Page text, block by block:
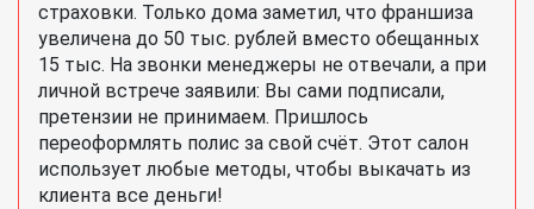
страховки. Только дома заметил, что франшиза
увеличена до 50 тыс. рублей вместо обещанных
15 тыс. На звонки менеджеры не отвечали, а при
личной встрече заявили: Вы сами подписали,
претензии не принимаем. Пришлось
переоформлять полис за свой счёт. Этот салон
использует любые методы, чтобы выкачать из
клиента все деньги!